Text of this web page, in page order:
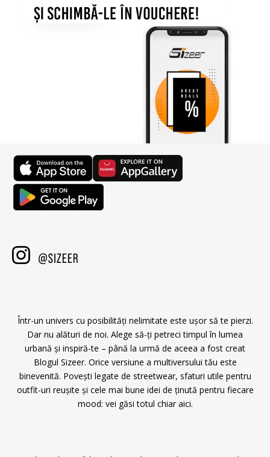
Într-un univers cu posibilități nelimitate este ușor să te pierzi.
Dar nu alături de noi. Alege să-ți petreci timpul în lumea
urbană și inspiră-te – până la urmă de aceea a fost creat
Blogul Sizeer. Orice versiune a multiversului tău este
binevenită. Povești legate de streetwear, sfaturi utile pentru
outfit-uri reușite și cele mai bune idei de ținută pentru fiecare
mood: vei găsi totul chiar aici.